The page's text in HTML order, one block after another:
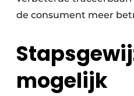
de consument meer
mogelijk